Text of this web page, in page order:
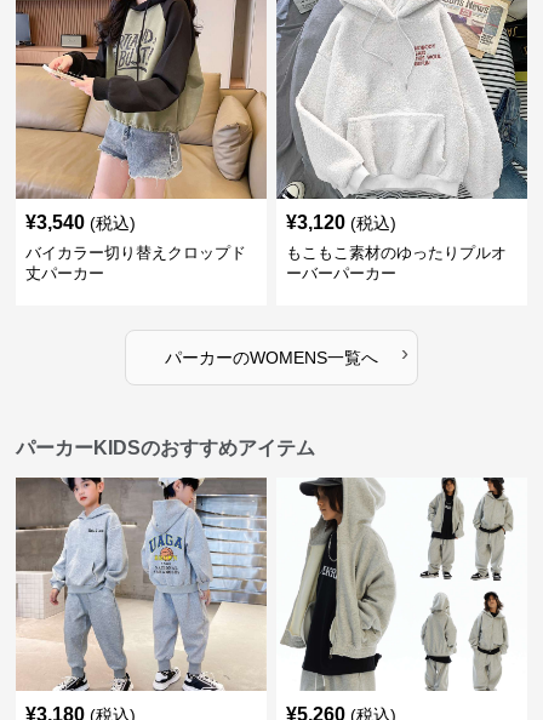
¥3,540 (税込)
バイカラー切り替えクロップド
丈パーカー
¥3,120 (税込)
もこもこ素材のゆったりプルオ
ーバーパーカー
パーカーのWOMENS一覧へ ›
パーカーKIDSのおすすめアイテム
¥3,180 (税込) ¥5,260 (税込)